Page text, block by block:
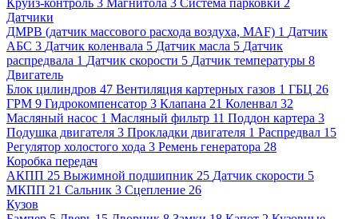
Круиз-контроль 3 Магнитола 3 Система парковки 2
Датчики
ДМРВ (датчик массового расхода воздуха, MAF) 1 Датчик
АБС 3 Датчик коленвала 5 Датчик масла 5 Датчик
распредвала 1 Датчик скорости 5 Датчик температуры 8
Двигатель
Блок цилиндров 47 Вентиляция картерных газов 1 ГБЦ 26
ГРМ 9 Гидрокомпенсатор 3 Клапана 21 Коленвал 32
Масляный насос 1 Масляный фильтр 11 Поддон картера 3
Подушка двигателя 3 Прокладки двигателя 1 Распредвал 15
Регулятор холостого хода 3 Ремень генератора 28
Коробка передач
АКПП 25 Выжимной подшипник 25 Датчик скорости 5
МКПП 21 Сальник 3 Сцепление 26
Кузов